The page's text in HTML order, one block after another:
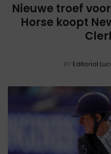
Nieuwe troef
Horse koopt
BY Editorial